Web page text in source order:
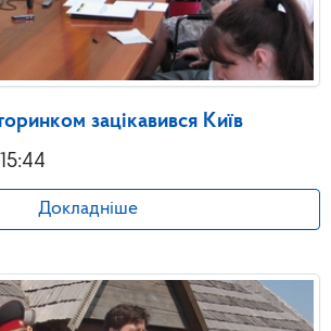
зацікавився Київ
15:44
Докладніше